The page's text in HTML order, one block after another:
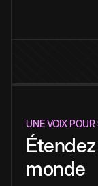
UNE VOIX
monde